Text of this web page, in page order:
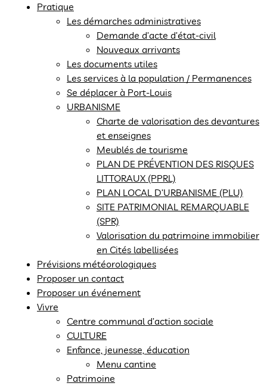
Pratique
Les démarches administratives
Demande d’acte d’état-civil
Nouveaux arrivants
Les documents utiles
Les services à la population / Permanences
Se déplacer à Port-Louis
URBANISME
Charte de valorisation des devantures
et enseignes
Meublés de tourisme
PLAN DE PRÉVENTION DES RISQUES
LITTORAUX (PPRL)
PLAN LOCAL D’URBANISME (PLU)
SITE PATRIMONIAL REMARQUABLE
(SPR)
Valorisation du patrimoine immobilier
en Cités labellisées
Prévisions météorologiques
Proposer un contact
Proposer un événement
Vivre
Centre communal d’action sociale
CULTURE
Enfance, jeunesse, éducation
Menu cantine
Patrimoine